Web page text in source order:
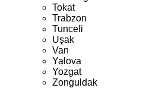
Tokat
Trabzon
Tunceli
Uşak
Van
Yalova
Yozgat
Zonguldak